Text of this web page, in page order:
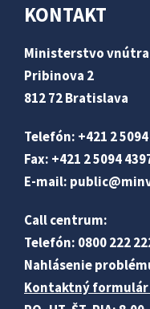
KONTAKT
Ministerstvo vnútra
Pribinova 2
812 72 Bratislava
Telefón: +421 2
Fax: +421 2 5094
E-mail:
Call centrum:
Telefón: 0800 222
Nahlásenie
Kontaktný formulár